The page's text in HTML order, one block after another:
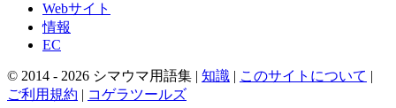
Webサイト
情報
EC
© 2014 - 2026 シマウマ用語集 | 知識 | このサイトについて |
ご利用規約 | コゲラツールズ